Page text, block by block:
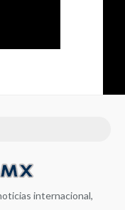
internacional,